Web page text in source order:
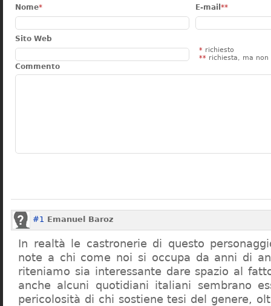
Nome* E-mail **
Sito Web
* richiesto
** richiesta, ma non
Commento
#1 Emanuel Baroz
In realtà le castronerie di questo
note a chi come noi si occupa da anni di
riteniamo sia interessante dare spazio al fatto
anche alcuni quotidiani italiani sembrano
pericolosità di chi sostiene tesi del genere,